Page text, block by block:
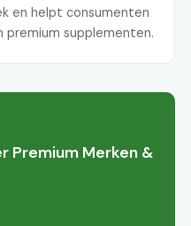
en helpt consumenten
premium supplementen.
Premium Merken &